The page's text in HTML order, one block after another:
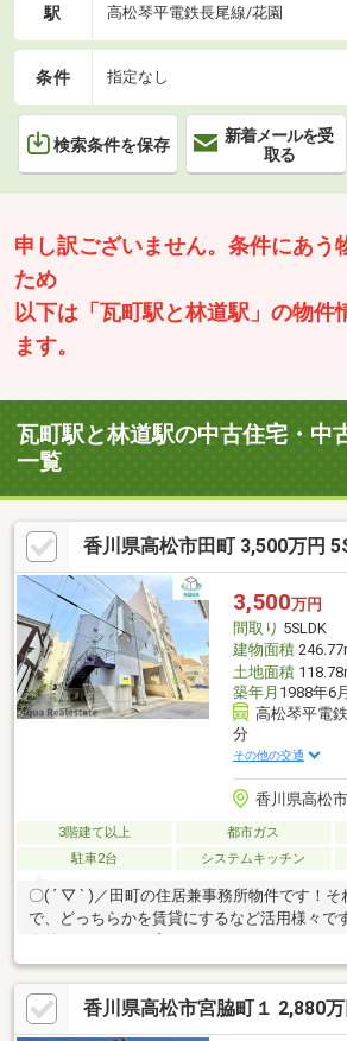
駅 高松琴平電鉄長尾線/花園
条件 指定なし
検索条件を保存
新着メールを受
取る
申し訳ございません。条件にあう
ため
以下は「瓦町駅と林道駅」の物件
ます。
瓦町駅と林道駅の中古住宅・中
一覧
香川県高松市田町 3,500万円
3,500万円
間取り 5SLDK
建物面積
土地面積
築年月 1988年6
高松琴平電
分
その他の交通
香川県高松
3階建て以上 都市ガス
駐車2台
システムキッチン
〇( ´ ▽ ` )／田町の住居兼事務所物件です！そ
で、どっちらかを賃貸にするなど活用様々で
和室があると、ちょっと休憩したいときにす
いやすくおしゃれでニーズの高いシステムキ
す。IHクッキングヒーターでお料理をするこ
紹介するのは、建物面積が246.77平米。お好
香川県高松市宮脇町１ 2,880